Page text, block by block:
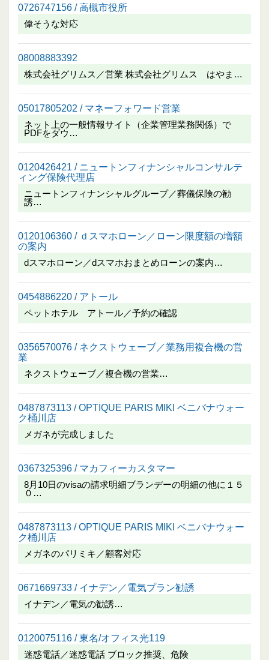
0726747156 / 高槻市役所
偉そうな対応
08008883392
株式会社グリムス／営業 株式会社グリムス はやま…
05017805202 / マネーフォワード営業
ネット上の一般情報サイト（企業管理業務関係）で
PDFをダウ…
0120426421 / ニュートンフィナンシャルコンサルテ
ィング保険代理店
ニュートンフィナンシャルグループ／葬儀保険の勧
誘…
0120106360 / ｄスマホローン／ローン限度額の増額
の案内
dスマホローン／dスマホおまとめローンの案内…
0454886220 / アトール
ペットホテル アトール／予約の確認
0356570076 / ネクストウェーブ／業務用複合機の営
業
ネクストウェーブ／複合機の営業…
0487873113 / OPTIQUE PARIS MIKI ベニバナウォー
ク桶川店
メガネが完成しました
0367325396 / マカフィーカスタマー
8月10日のvisaの請求明細ブランデーの明細の他に１５
０…
0487873113 / OPTIQUE PARIS MIKI ベニバナウォー
ク桶川店
メガネのパリミキ／顧客対応
0671669733 / イナデン／電気プラン勧誘
イナデン／電気の勧誘…
0120075116 / 東名/オフィス光119
迷惑電話／迷惑電話 ブロック推奨、危険